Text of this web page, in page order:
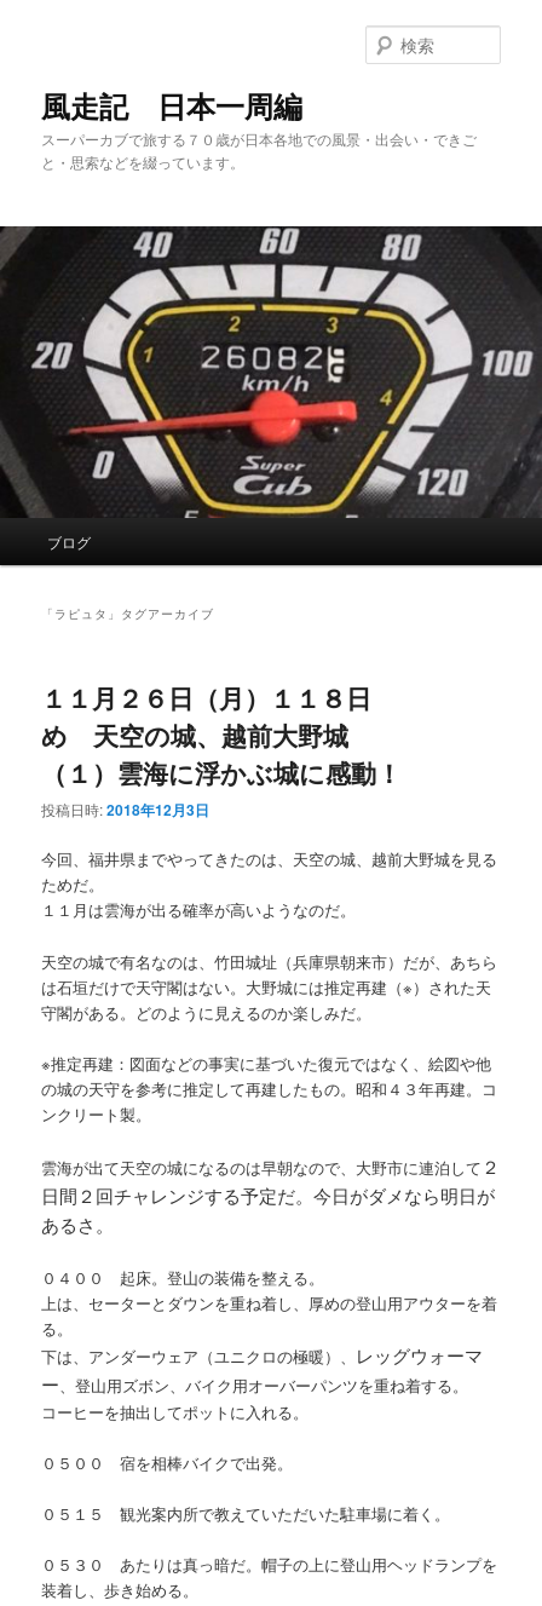
移
動
動
風走記 日本一周編
スーパーカブで旅する７０歳が日本各地での風景・出会い・できご
と・思索などを綴っています。
索
ブログ
「 ラピュタ 」タグアーカイブ
１１月２６日（月）１１８日
め 天空の城、越前大野城
（１）雲海に浮かぶ城に感動！
投稿日時:2018年12月3日
今回、福井県までやってきたのは、天空の城、越前大野城を見る
ためだ。
１１月は雲海が出る確率が高いようなのだ。
天空の城で有名なのは、竹田城址（兵庫県朝来市）だが、あちら
は石垣だけで天守閣はない。大野城には推定再建（※）された天
守閣がある。どのように見えるのか楽しみだ。
※推定再建：図面などの事実に基づいた復元ではなく、絵図や他
の城の天守を参考に推定して再建したもの。昭和４３年再建。コ
ンクリート製。
雲海が出て天空の城になるのは早朝なので、大野市に連泊して ２
日間２回チャレンジする予定だ。今日がダメなら明日が
あるさ。
０４００ 起床。登山の装備を整える。
上は、セーターとダウンを重ね着し、厚めの登山用アウターを着
る。
下は、アンダーウェア（ユニクロの極暖）、
レッグウォーマ
ー、登山用ズボン、バイク用オーバーパンツを重ね着する。
コーヒーを抽出してポットに入れる。
０５００ 宿を相棒バイクで出発。
０５１５ 観光案内所で教えていただいた駐車場に着く。
０５３０ あたりは真っ暗だ。帽子の上に登山用ヘッドランプを
装着し、歩き始める。